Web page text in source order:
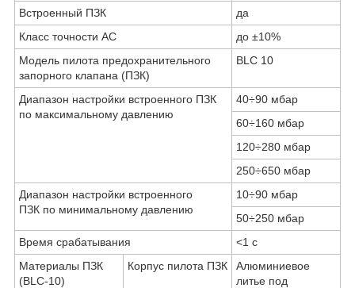
Встроенный ПЗК
да
Класс точности AC
до ±10%
Модель пилота предохранительного
запорного клапана (ПЗК)
BLC 10
Диапазон настройки встроенного ПЗК
по максимальному давлению
40÷90 мбар
60÷160 мбар
120÷280 мбар
250÷650 мбар
Диапазон настройки встроенного
ПЗК по минимальному давлению
10÷90 мбар
50÷250 мбар
Время срабатывания
<1 с
Материалы ПЗК
(BLC-10)
Корпус пилота ПЗК
Алюминиевое
литье под